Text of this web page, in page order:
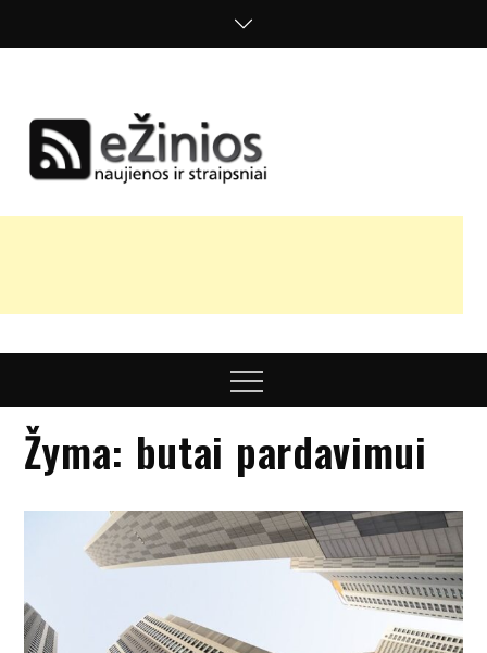
nuomonės
Menu
Žyma: butai pardavimui